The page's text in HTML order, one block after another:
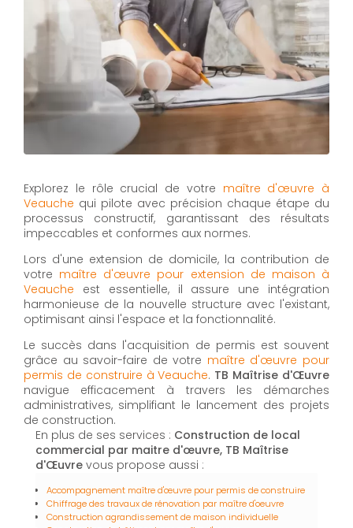
Explorez le rôle crucial de votre maître d'œuvre à
Veauche qui pilote avec précision chaque étape du
processus constructif, garantissant des résultats
impeccables et conformes aux normes.
Lors d'une extension de domicile, la contribution de
votre maître d'œuvre pour extension de maison à
Veauche est essentielle, il assure une intégration
harmonieuse de la nouvelle structure avec l'existant,
optimisant ainsi l'espace et la fonctionnalité.
Le succès dans l'acquisition de permis est souvent
grâce au savoir-faire de votre maître d'œuvre pour
permis de construire à Veauche. TB Maîtrise d'Œuvre
navigue efficacement à travers les démarches
administratives, simplifiant le lancement des projets
de construction.
En plus de ses services : Construction de local
commercial par maitre d'œuvre, TB Maîtrise
d'Œuvre vous propose aussi :
Accompagnement maître d'œuvre pour permis de construire
Chiffrage des travaux de rénovation par maître d'oeuvre
Construction agrandissement de maison individuelle